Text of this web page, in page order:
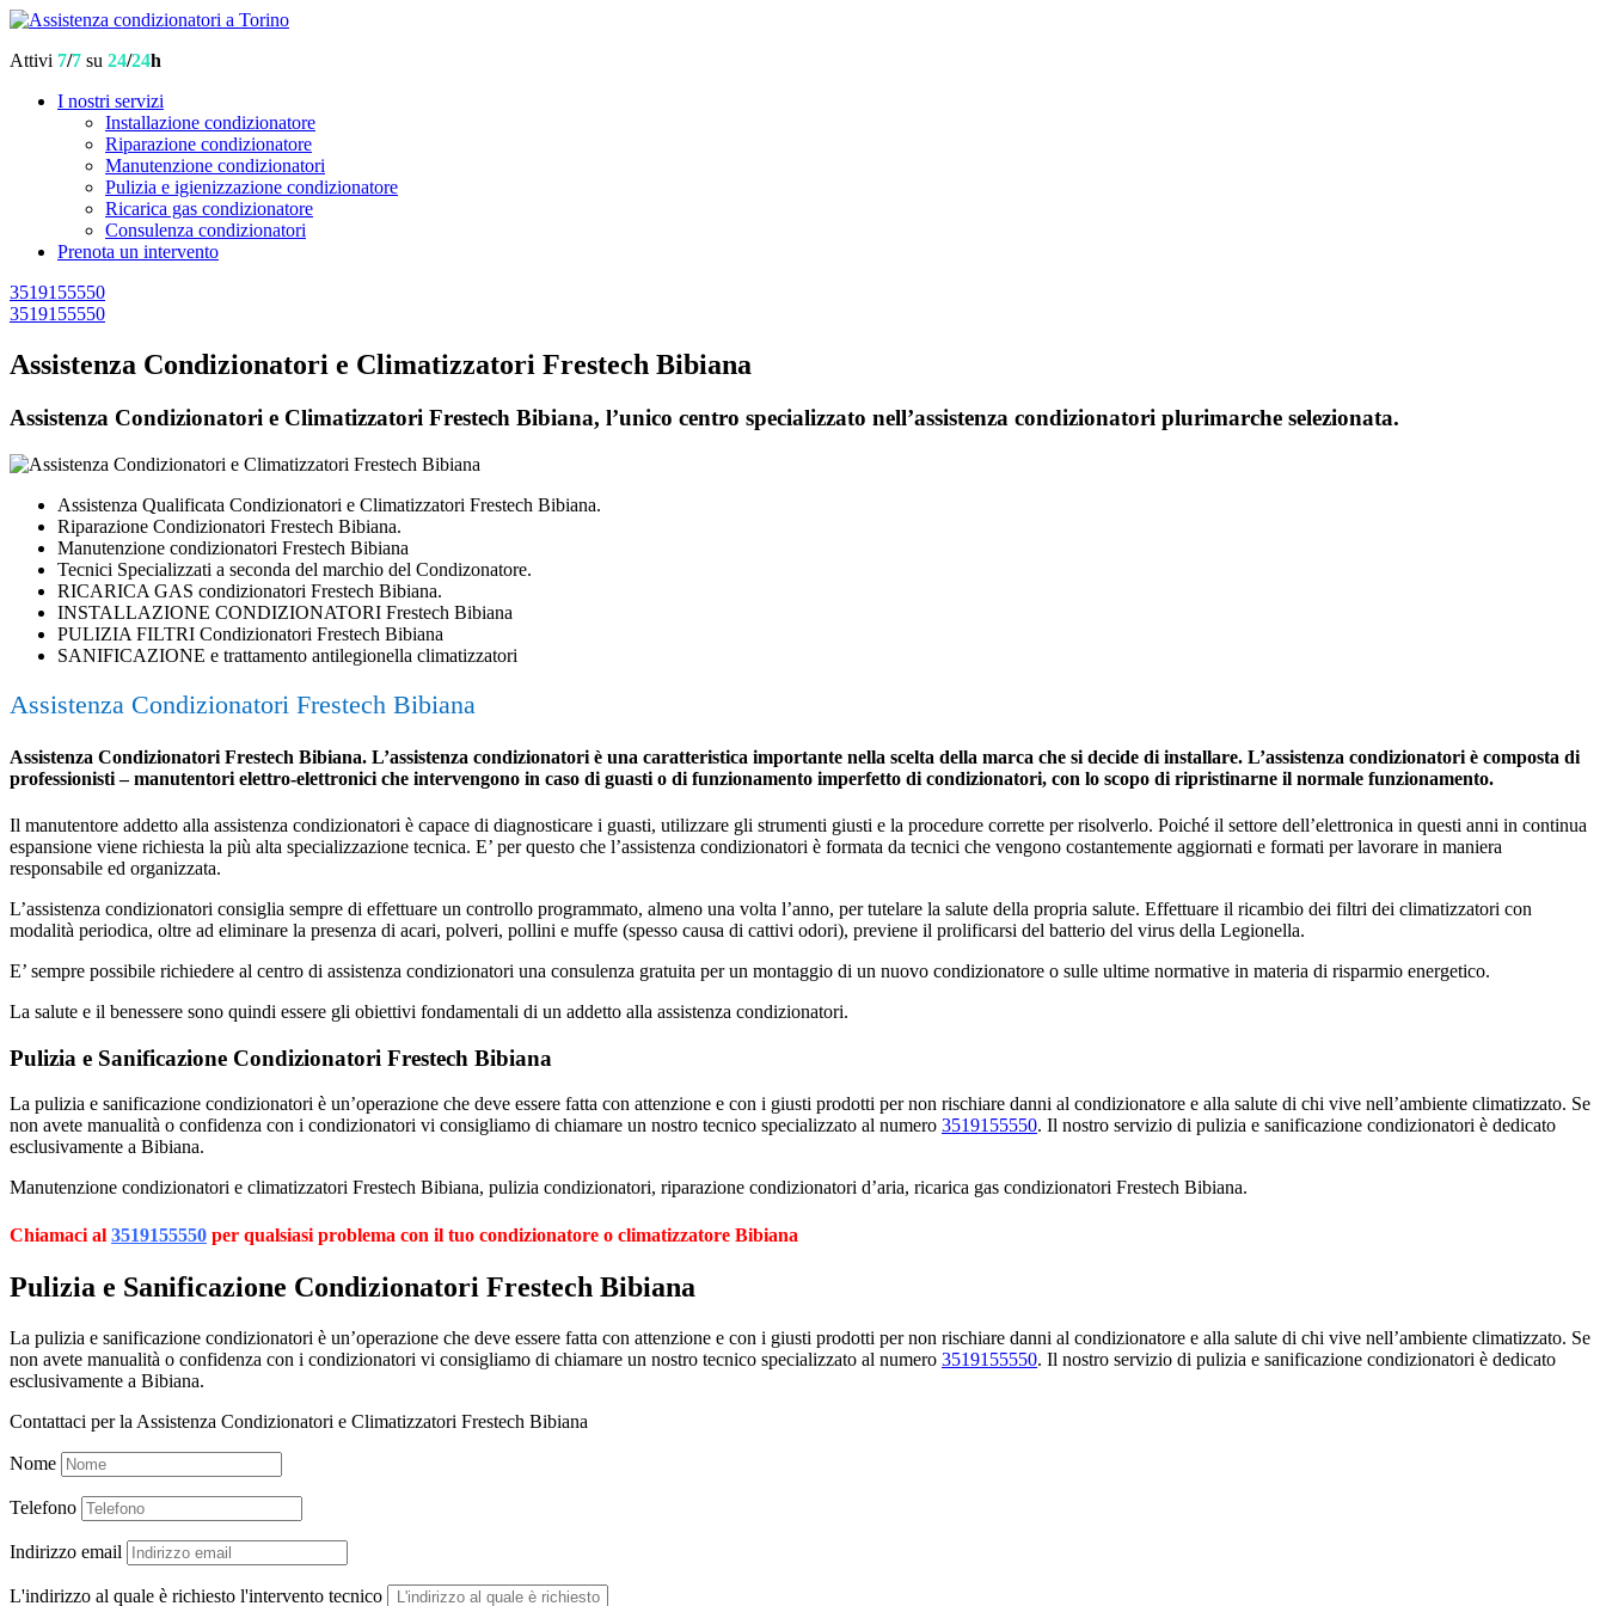
Attivi 7/7 su 24/24h
I nostri servizi
Installazione condizionatore
Riparazione condizionatore
Manutenzione condizionatori
Pulizia e igienizzazione condizionatore
Ricarica gas condizionatore
Consulenza condizionatori
Prenota un intervento
3519155550
3519155550
Assistenza Condizionatori e Climatizzatori Frestech Bibiana
Assistenza Condizionatori e Climatizzatori Frestech Bibiana, l’unico centro specializzato nell’assistenza condizionatori plurimarche selezionata.
Assistenza Qualificata Condizionatori e Climatizzatori Frestech Bibiana.
Riparazione Condizionatori Frestech Bibiana.
Manutenzione condizionatori Frestech Bibiana
Tecnici Specializzati a seconda del marchio del Condizonatore.
RICARICA GAS condizionatori Frestech Bibiana.
INSTALLAZIONE CONDIZIONATORI Frestech Bibiana
PULIZIA FILTRI Condizionatori Frestech Bibiana
SANIFICAZIONE e trattamento antilegionella climatizzatori
Assistenza Condizionatori Frestech Bibiana
Assistenza Condizionatori Frestech Bibiana. L’assistenza condizionatori è una caratteristica importante nella scelta della marca che si decide di installare. L’assistenza condizionatori è composta di
professionisti – manutentori elettro-elettronici che intervengono in caso di guasti o di funzionamento imperfetto di condizionatori, con lo scopo di ripristinarne il normale funzionamento.
Il manutentore addetto alla assistenza condizionatori è capace di diagnosticare i guasti, utilizzare gli strumenti giusti e la procedure corrette per risolverlo. Poiché il settore dell’elettronica in questi anni in continua
espansione viene richiesta la più alta specializzazione tecnica. E’ per questo che l’assistenza condizionatori è formata da tecnici che vengono costantemente aggiornati e formati per lavorare in maniera
responsabile ed organizzata.
L’assistenza condizionatori consiglia sempre di effettuare un controllo programmato, almeno una volta l’anno, per tutelare la salute della propria salute. Effettuare il ricambio dei filtri dei climatizzatori con
modalità periodica, oltre ad eliminare la presenza di acari, polveri, pollini e muffe (spesso causa di cattivi odori), previene il prolificarsi del batterio del virus della Legionella.
E’ sempre possibile richiedere al centro di assistenza condizionatori una consulenza gratuita per un montaggio di un nuovo condizionatore o sulle ultime normative in materia di risparmio energetico.
La salute e il benessere sono quindi essere gli obiettivi fondamentali di un addetto alla assistenza condizionatori.
Pulizia e Sanificazione Condizionatori Frestech Bibiana
La pulizia e sanificazione condizionatori è un’operazione che deve essere fatta con attenzione e con i giusti prodotti per non rischiare danni al condizionatore e alla salute di chi vive nell’ambiente climatizzato. Se
non avete manualità o confidenza con i condizionatori vi consigliamo di chiamare un nostro tecnico specializzato al numero 3519155550. Il nostro servizio di pulizia e sanificazione condizionatori è dedicato
esclusivamente a Bibiana.
Manutenzione condizionatori e climatizzatori Frestech Bibiana, pulizia condizionatori, riparazione condizionatori d’aria, ricarica gas condizionatori Frestech Bibiana.
Chiamaci al 3519155550 per qualsiasi problema con il tuo condizionatore o climatizzatore Bibiana
Pulizia e Sanificazione Condizionatori Frestech Bibiana
La pulizia e sanificazione condizionatori è un’operazione che deve essere fatta con attenzione e con i giusti prodotti per non rischiare danni al condizionatore e alla salute di chi vive nell’ambiente climatizzato. Se
non avete manualità o confidenza con i condizionatori vi consigliamo di chiamare un nostro tecnico specializzato al numero 3519155550. Il nostro servizio di pulizia e sanificazione condizionatori è dedicato
esclusivamente a Bibiana.
Contattaci per la Assistenza Condizionatori e Climatizzatori Frestech Bibiana
Nome
Telefono
Indirizzo email
L'indirizzo al quale è richiesto l'intervento tecnico